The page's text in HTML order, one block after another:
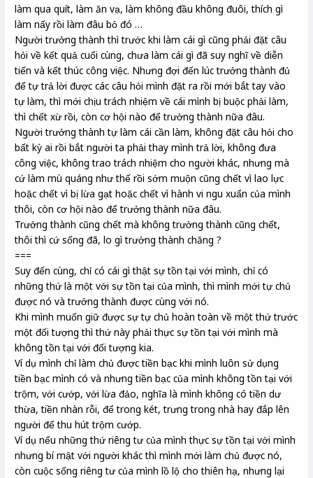
làm qua quít, làm ăn vạ, làm không đầu không đuôi, thích gì
làm nấy rồi làm đâu bỏ đó …
Người trưởng thành thì trước khi làm cái gì cũng phải đặt câu
hỏi về kết quả cuối cùng, chưa làm cái gì đã suy nghĩ về diễn
tiến và kết thúc công việc. Nhưng đợi đến lúc trưởng thành đủ
để tự trả lời được các câu hỏi mình đặt ra rồi mới bắt tay vào
tự làm, thì mới chịu trách nhiệm về cái mình bị buộc phải làm,
thì chết xừ rồi, còn cơ hội nào để trưởng thành nữa đâu.
Người trưởng thành tự làm cái cần làm, không đặt câu hỏi cho
bất kỳ ai rồi bắt người ta phải thay mình trả lời, không đưa
công việc, không trao trách nhiệm cho người khác, nhưng mà
cứ làm mù quáng như thế rồi sớm muộn cũng chết vì lao lực
hoặc chết vì bị lừa gạt hoặc chết vì hành vi ngu xuẩn của mình
thôi, còn cơ hội nào để trưởng thành nữa đâu.
Trưởng thành cũng chết mà không trưởng thành cũng chết,
thôi thì cứ sống đã, lo gì trưởng thành chăng ?
===
Suy đến cùng, chỉ có cái gì thật sự tồn tại với mình, chỉ có
những thứ là một với sự tồn tại của mình, thì mình mới tự chủ
được nó và trưởng thành được cùng với nó.
Khi mình muốn giữ được sự tự chủ hoàn toàn về một thứ trước
một đối tượng thì thứ này phải thực sự tồn tại với mình mà
không tồn tại với đối tượng kia.
Ví dụ mình chỉ làm chủ được tiền bạc khi mình luôn sử dụng
tiền bạc mình có và nhưng tiền bạc của mình không tồn tại với
trộm, với cướp, với lừa đảo, nghĩa là mình không có tiền dư
thừa, tiền nhàn rỗi, để trong két, trưng trong nhà hay đắp lên
người để thu hút trộm cướp.
Ví dụ nếu những thứ riêng tư của mình thực sự tồn tại với mình
nhưng bí mật với người khác thì mình mới làm chủ được nó,
còn cuộc sống riêng tư của mình lồ lộ cho thiên hạ, nhưng lại